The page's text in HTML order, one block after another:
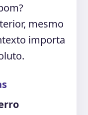
mesmo
importa